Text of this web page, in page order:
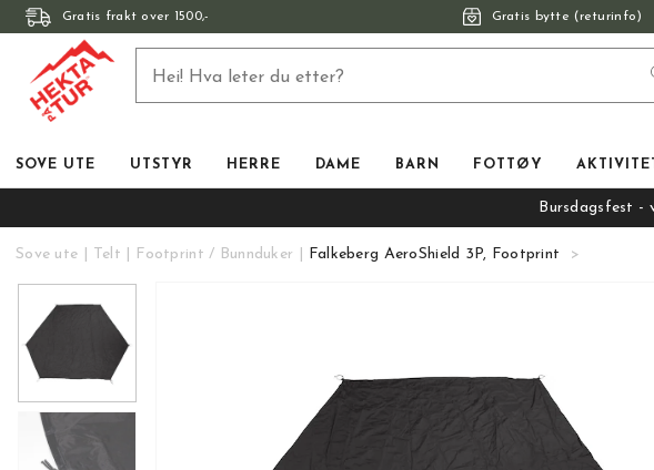
Gratis frakt over 1500,- Gratis bytte (returinfo)
SOVE UTE UTSTYR HERRE DAME BARN FOTTØY AKTIVITET
Bursdagsfest -
Sove ute Telt Footprint / Bunnduker Falkeberg AeroShield 3P, Footprint